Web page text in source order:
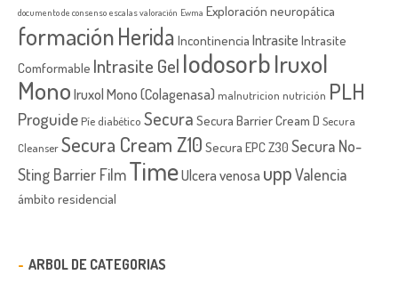
documento de consenso escalas valoración Ewma Exploración neuropática
formaciónHerida Incontinencia Intrasite Intrasite
Comformable Intrasite Gel IodosorbIruxol
MonoIruxol Mono (Colagenasa) malnutricion nutrición PLH
Proguide Píe diabético Secura Secura Barrier Cream D Secura
CleanserSecura Cream Z10 Secura EPC Z30 Secura No-
Sting Barrier FilmTimeUlcera venosa uppValencia
ámbito residencial
ARBOL DE CATEGORIAS